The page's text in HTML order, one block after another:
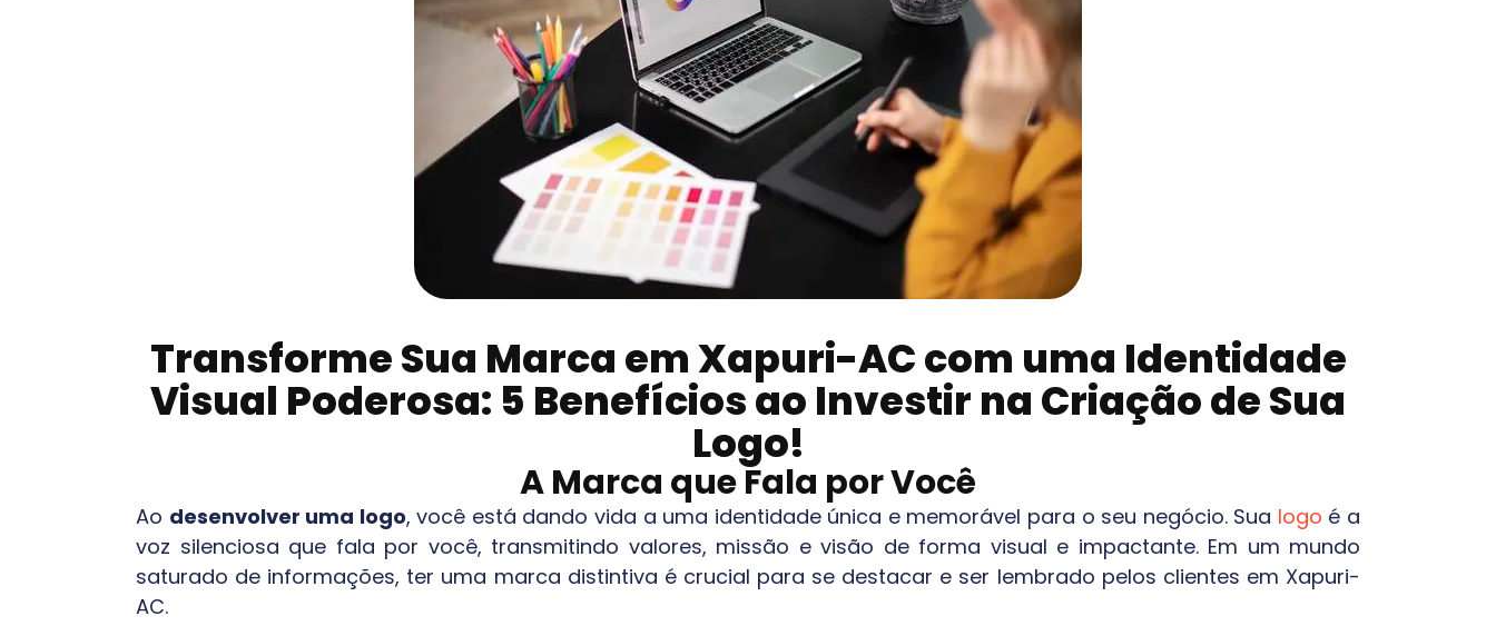
Transforme Sua Marca emXapuri-ACcom uma Identidade
Visual Poderosa: 5 Benefícios ao Investir na Criação de Sua
Logo!
A Marca que Fala por Você
Ao desenvolver uma logo, você está dando vida a uma identidade única e memorável para o seu negócio. Sua logo é a
voz silenciosa que fala por você, transmitindo valores, missão e visão de forma visual e impactante. Em um mundo
saturado de informações, ter uma marca distintiva é crucial para se destacar e ser lembrado pelos clientes em Xapuri-
AC.